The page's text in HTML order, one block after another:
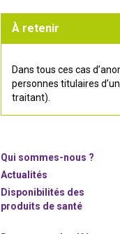
À retenir
Dans tous ces cas
personnes titulaires
traitant).
Qui sommes-nous ?
Actualités
Disponibilités des
produits de santé